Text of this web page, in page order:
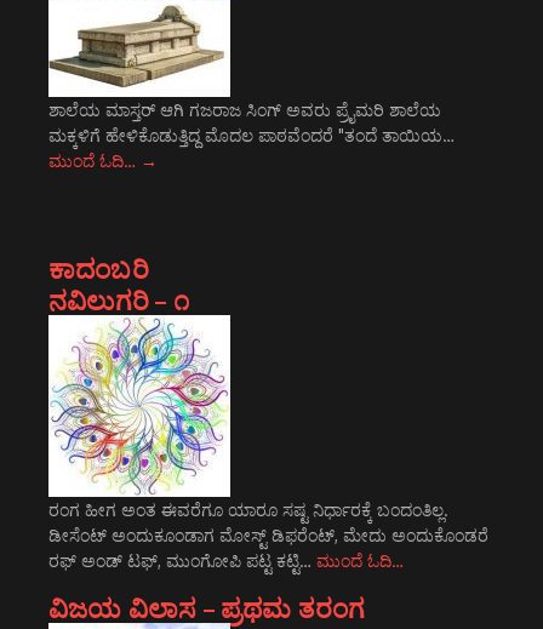
ಶಾಲೆಯ ಮಾಸ್ತರ್ ಆಗಿ ಗಜರಾಜ ಸಿಂಗ್ ಅವರು ಪ್ರೈಮರಿ ಶಾಲೆಯ
ಮಕ್ಕಳಿಗೆ ಹೇಳಿಕೊಡುತ್ತಿದ್ದ ಮೊದಲ ಪಾಠವೆಂದರೆ "ತಂದೆ ತಾಯಿಯ…
ಮುಂದೆ ಓದಿ… →
ಕಾದಂಬರಿ
ನವಿಲುಗರಿ – ೧
ರಂಗ ಹೀಗ ಅಂತ ಈವರೆಗೂ ಯಾರೂ ಸಷ್ಟ ನಿರ್ಧಾರಕ್ಕೆ ಬಂದಂತಿಲ್ಲ.
ಡೀಸೆಂಟ್ ಅಂದುಕೂಂಡಾಗ ಮೋಸ್ಟ್‌ ಡಿಫರೆಂಟ್‌, ಮೇದು ಅಂದುಕೊಂಡರೆ
ರಫ್ ಅಂಡ್ ಟಫ್, ಮುಂಗೋಪಿ ಪಟ್ಟ ಕಟ್ಟಿ… ಮುಂದೆ ಓದಿ…
ವಿಜಯ ವಿಲಾಸ – ಪ್ರಥಮ ತರಂಗ